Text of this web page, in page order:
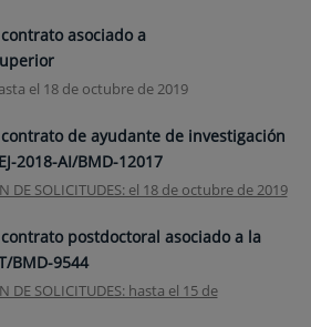
contrato asociado a
el 18 de octubre de 2019
contrato de ayudante de investigación
2018-AI/BMD-12017
DE SOLICITUDES: el 18 de octubre de 2019
contrato postdoctoral asociado a la
BMD-9544
DE SOLICITUDES: hasta el 15 de